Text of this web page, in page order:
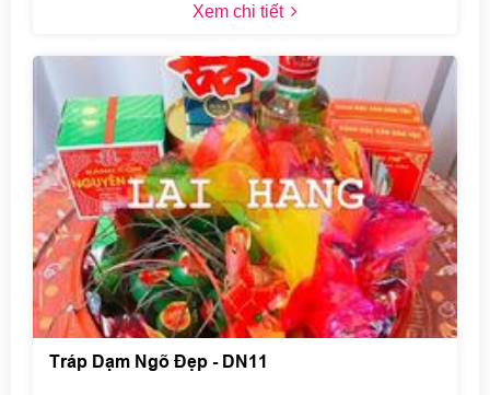
Xem chi tiết
Tráp Dạm Ngõ Đẹp - DN11